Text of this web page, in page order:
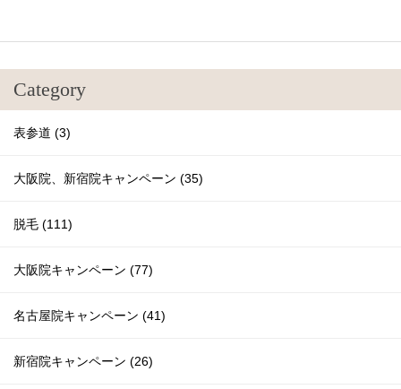
Category
表参道 (3)
大阪院、新宿院キャンペーン (35)
脱毛 (111)
大阪院キャンペーン (77)
名古屋院キャンペーン (41)
新宿院キャンペーン (26)